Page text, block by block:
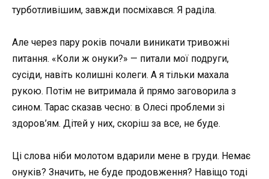
турботливішим, завжди посміхався. Я раділа.
Але через пару років почали виникати тривожні
питання. «Коли ж онуки?» — питали мої подруги,
сусіди, навіть колишні колеги. А я тільки махала
рукою. Потім не витримала й прямо заговорила з
сином. Тарас сказав чесно: в Олесі проблеми зі
здоров’ям. Дітей у них, скоріш за все, не буде.
Ці слова ніби молотом вдарили мене в груди. Немає
онуків? Значить, не буде продовження? Навіщо тоді